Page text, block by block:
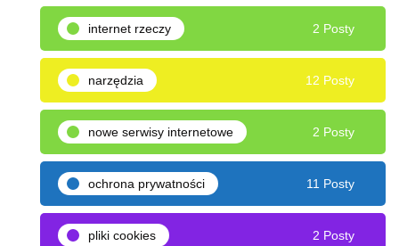
internet rzeczy 2 Posty
narzędzia 12 Posty
nowe serwisy internetowe 2 Posty
ochrona prywatności 11 Posty
pliki cookies 2 Posty